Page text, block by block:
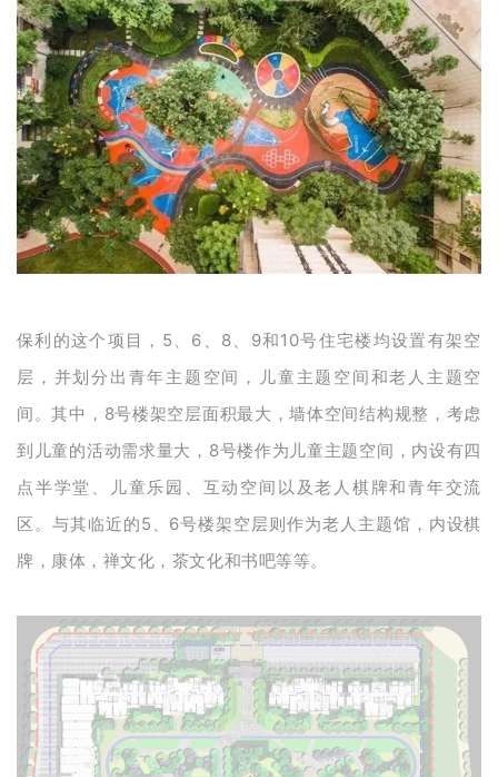
保利的这个项目，5、6、8、9和10号住宅楼均设置有架空
层，并划分出青年主题空间，儿童主题空间和老人主题空
间。其中，8号楼架空层面积最大，墙体空间结构规整，考虑
到儿童的活动需求量大，8号楼作为儿童主题空间，内设有四
点半学堂、儿童乐园、互动空间以及老人棋牌和青年交流
区。与其临近的5、6号楼架空层则作为老人主题馆，内设棋
牌，康体，禅文化，茶文化和书吧等等。